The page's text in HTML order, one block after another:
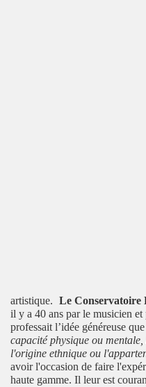
artistique. Le Conservatoire
il y a 40 ans par le musicien et
professait l’idée généreuse
capacité physique ou
l'origine ethnique ou
avoir l'occasion de faire
haute gamme. Il leur est